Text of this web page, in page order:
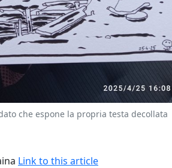
che espone la propria testa decollata
Link to this article